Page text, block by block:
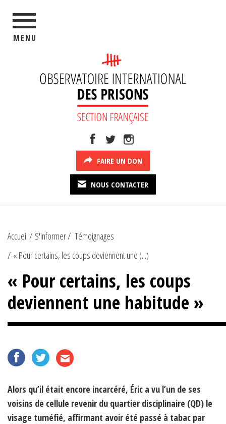
MENU
FAIRE UN DON
NOUS CONTACTER
Accueil S'informer
Témoignages
« Pour certains, les coups deviennent une (...)
« Pour certains, les coups
deviennent une habitude »
Alors qu’il était encore incarcéré, Éric a vu l’un de ses
voisins de cellule revenir du quartier disciplinaire (QD) le
visage tuméfié, affirmant avoir été passé à tabac par